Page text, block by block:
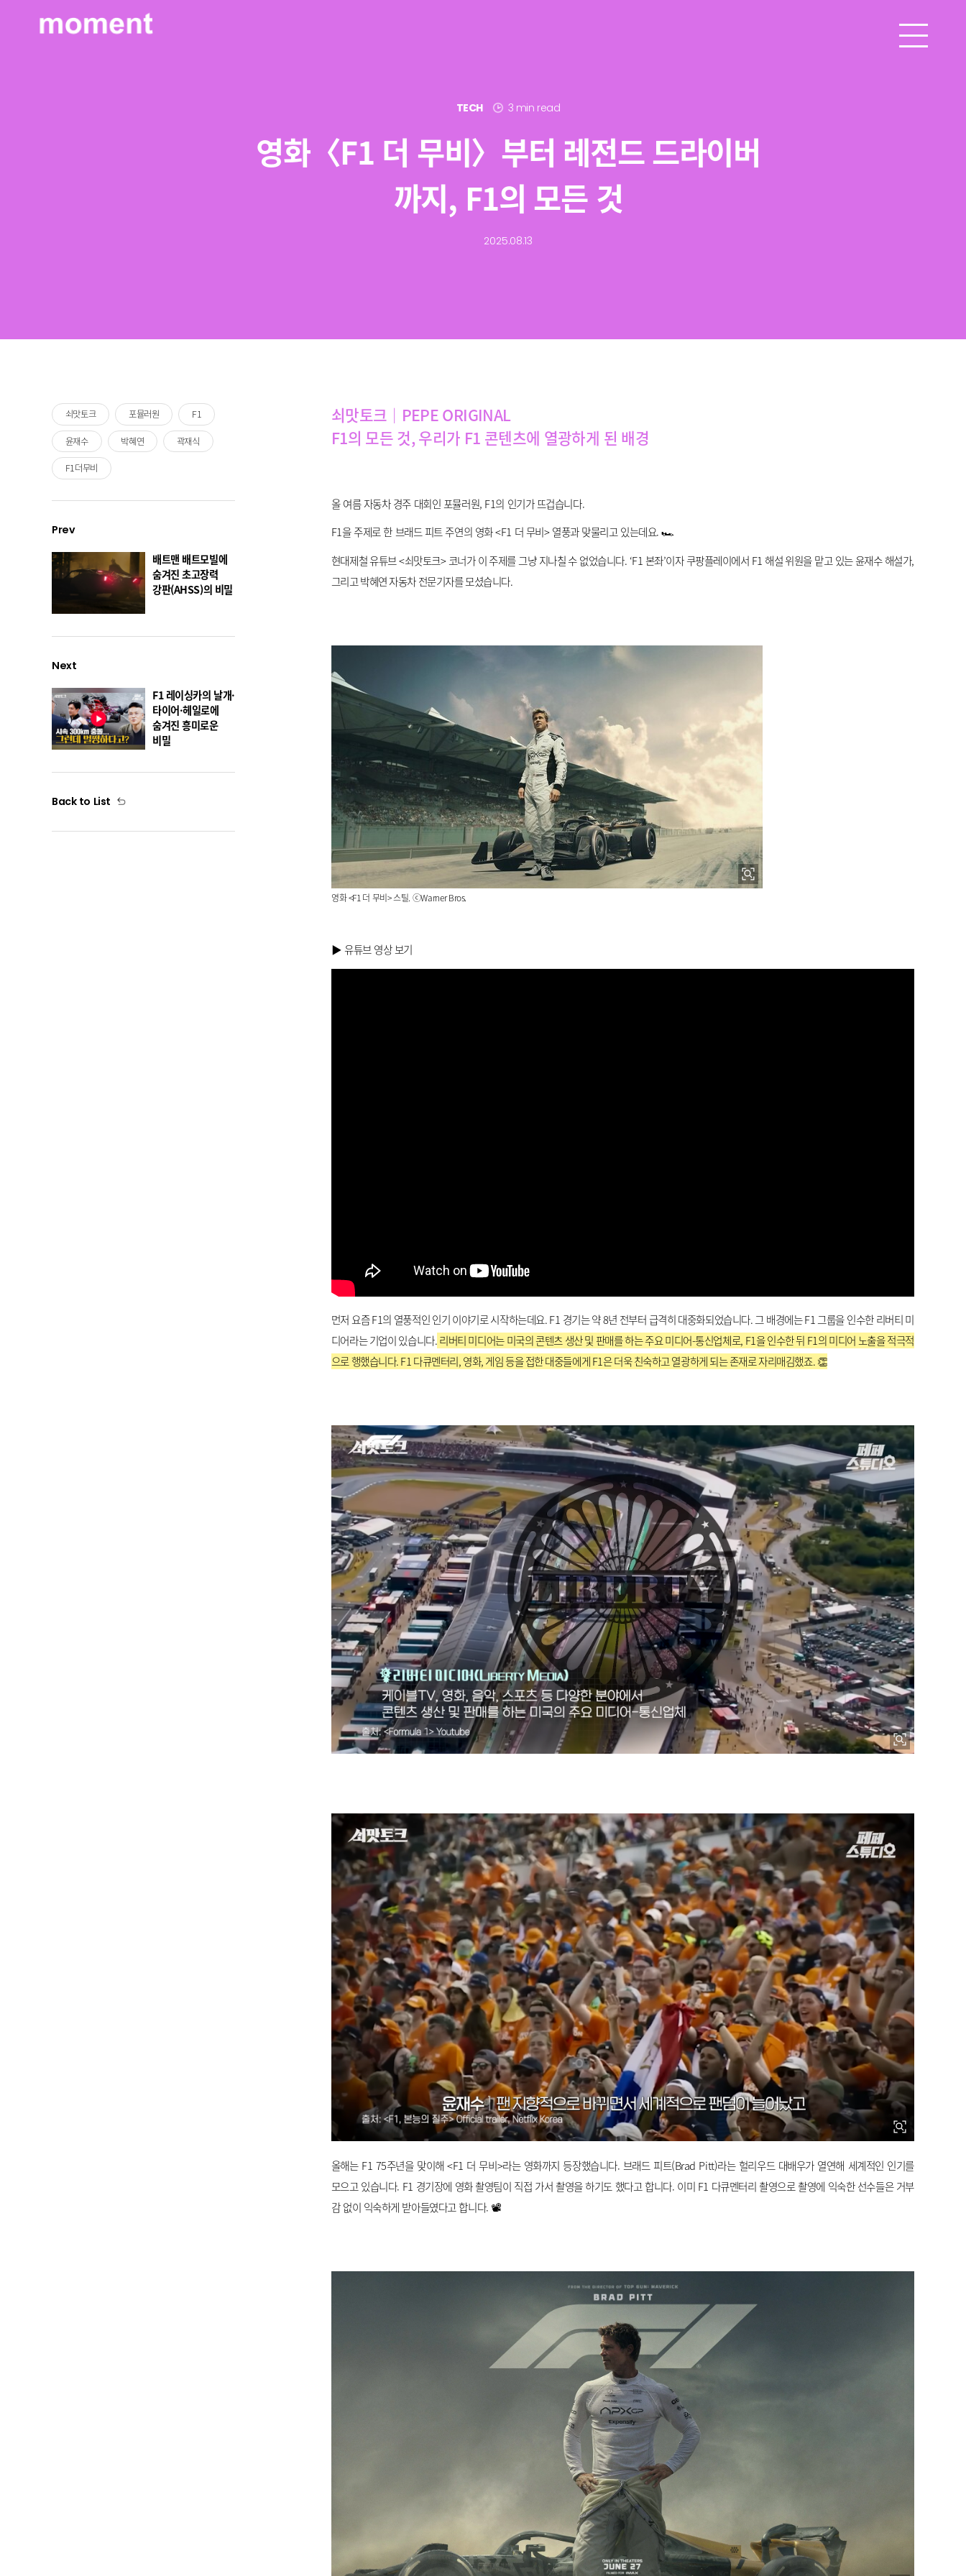
TECH 3 min read
영화〈F1 더 무비〉부터 레전드 드라이버
까지, F1의 모든 것
2025.08.13
쇠맛토크 포뮬러원 F1
윤재수 박혜연 곽재식
F1더무비
Prev
배트맨 배트모빌에
숨겨진 초고장력
강판(AHSS)의 비밀
Next
F1 레이싱카의 날개·
타이어·헤일로에
숨겨진 흥미로운
비밀
Back to List
쇠맛토크｜PEPE ORIGINAL
F1의 모든 것, 우리가 F1 콘텐츠에 열광하게 된 배경
올 여름자동차 경주 대회인포뮬러원, F1의 인기가뜨겁습니다.
F1을주제로한브래드 피트주연의 영화<F1 더무비>열풍과맞물리고 있는데요.🏎️
현대제철 유튜브 <쇠맛토크> 코너가 이 주제를 그냥 지나칠 수 없었습니다. ‘F1 본좌’이자 쿠팡플레이에서 F1 해설 위원을 맡고 있는 윤재수 해설가,
그리고 박혜연 자동차 전문기자를 모셨습니다.
영화<F1더 무비>스틸. ⓒWarner Bros.
▶ 유튜브 영상 보기
먼저 요즘 F1의 열풍적인 인기 이야기로 시작하는데요. F1 경기는 약 8년 전부터 급격히 대중화되었습니다. 그 배경에는 F1 그룹을 인수한 리버티 미
디어라는 기업이 있습니다.리버티 미디어는 미국의 콘텐츠 생산 및 판매를 하는 주요 미디어-통신업체로, F1을 인수한 뒤 F1의 미디어 노출을 적극적
으로 행했습니다. F1 다큐멘터리, 영화, 게임 등을 접한 대중들에게 F1은 더욱 친숙하고 열광하게 되는 존재로 자리매김했죠.👏
올해는 F1 75주년을 맞이해 <F1 더 무비>라는 영화까지 등장했습니다. 브래드 피트(Brad Pitt)라는 헐리우드 대배우가 열연해 세계적인 인기를
모으고 있습니다. F1 경기장에 영화 촬영팀이 직접 가서 촬영을 하기도 했다고 합니다. 이미 F1 다큐멘터리 촬영으로 촬영에 익숙한 선수들은 거부
감 없이 익숙하게 받아들였다고 합니다. 📽️